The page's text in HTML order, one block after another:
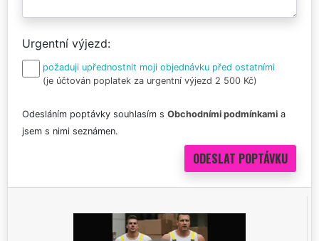
Urgentní výjezd
požaduji upřednostnit moji objednávku před ostatními
(je účtován poplatek za urgentní výjezd 2 500 Kč)
Odesláním poptávky souhlasím s Obchodními podmínkami a
jsem s nimi seznámen.